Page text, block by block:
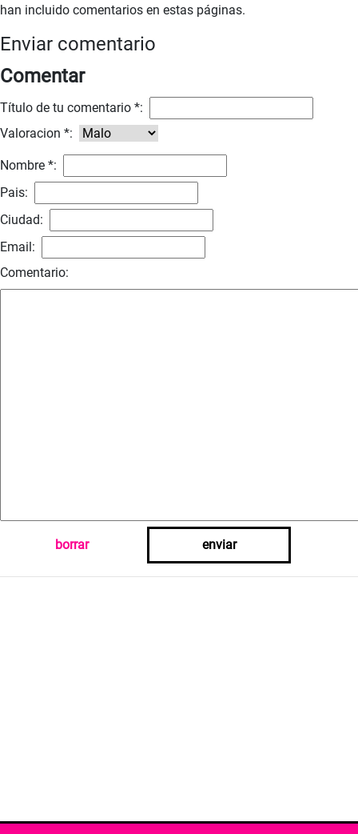
han incluido comentarios en estas páginas.
Enviar comentario
Comentar
Título de tu comentario *:
Valoracion *:
Nombre *:
Pais:
Ciudad:
Email:
Comentario:
borrar enviar